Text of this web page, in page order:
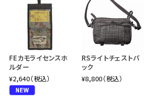
FEカモライセンスホ
ルダー
¥2,640（税込）
RSライトチェストパ
ック
¥8,800（税込）